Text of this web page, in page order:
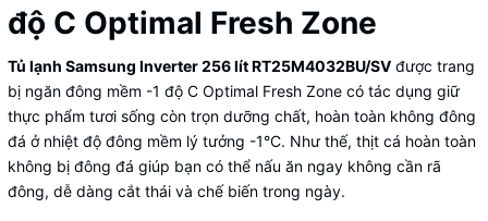
độ C Optimal Fresh Zone
Tủ lạnh Samsung Inverter 256 lít RT25M4032BU/SV được trang
bị ngăn đông mềm -1 độ C Optimal Fresh Zone có tác dụng giữ
thực phẩm tươi sống còn trọn dưỡng chất, hoàn toàn không đông
đá ở nhiệt độ đông mềm lý tưởng -1°C. Như thế, thịt cá hoàn toàn
không bị đông đá giúp bạn có thể nấu ăn ngay không cần rã
đông, dễ dàng cắt thái và chế biến trong ngày.